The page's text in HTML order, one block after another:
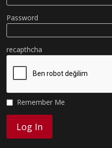
Password
recapthcha
Remember Me